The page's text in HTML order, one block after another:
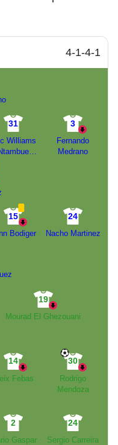
4-1-4-1
31
Williams
3
Fernando
Medrano
15
Bodiger
24
Nacho Martinez
19
Mourad El Ghezouani
14
Febas
30
Rodrigo
Mendoza
2
Gaspar
24
Sergio Carreira